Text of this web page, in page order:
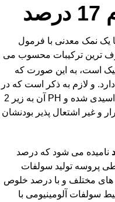
یک نمک معدنی با فرمول
ترین ترکیبات محسوب می
است، به این صورت که
و لازم به ذکر است که در
صورت جذب مولکول های آب به شدت اسیدی شده و PH آن به زیر 2
و غیر اشتعال پذیر بودنشان
نامیده می شود که درصد
پروسه تولید سولفات
های مختلف و با درصد خلوص
سولفات آلومینیومی با